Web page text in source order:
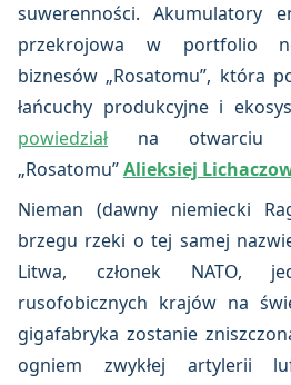
suwerenności. Akumulatory
przekrojowa w portfolio
biznesów „Rosatomu”, która
łańcuchy produkcyjne i
powiedział na otwarciu
„Rosatomu”Alieksiej
Nieman (dawny niemiecki
brzegu rzeki o tej samej
Litwa, członek NATO,
rusofobicznych krajów na
gigafabryka zostanie
ogniem zwykłej artylerii